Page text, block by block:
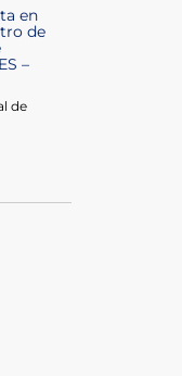
en
de
–
de